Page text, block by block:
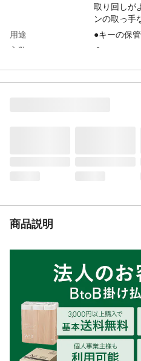
取り回しが
ンの取っ手
用途
●キーの保
入数
２
耐荷重
約２ｋｇ
商品説明